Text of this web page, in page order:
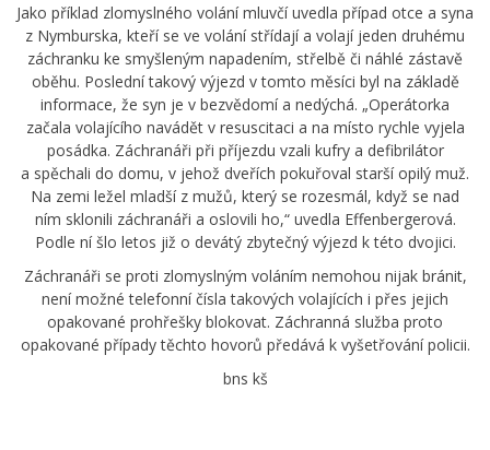
Jako příklad zlomyslného volání mluvčí uvedla případ otce a syna
z Nymburska, kteří se ve volání střídají a volají jeden druhému
záchranku ke smyšleným napadením, střelbě či náhlé zástavě
oběhu. Poslední takový výjezd v tomto měsíci byl na základě
informace, že syn je v bezvědomí a nedýchá. „Operátorka
začala volajícího navádět v resuscitaci a na místo rychle vyjela
posádka. Záchranáři při příjezdu vzali kufry a defibrilátor
a spěchali do domu, v jehož dveřích pokuřoval starší opilý muž.
Na zemi ležel mladší z mužů, který se rozesmál, když se nad
ním sklonili záchranáři a oslovili ho,“ uvedla Effenbergerová.
Podle ní šlo letos již o devátý zbytečný výjezd k této dvojici.
Záchranáři se proti zlomyslným voláním nemohou nijak bránit,
není možné telefonní čísla takových volajících i přes jejich
opakované prohřešky blokovat. Záchranná služba proto
opakované případy těchto hovorů předává k vyšetřování policii.
bns kš